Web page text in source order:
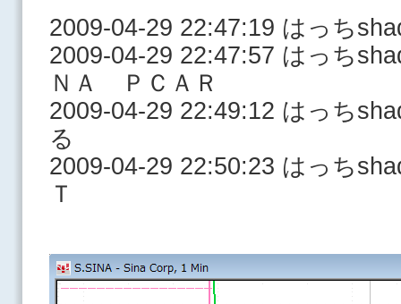
2009-04-29 22:47:19 はっち
2009-04-29 22:47:57 はっち
ＮＡ ＰＣＡＲ
2009-04-29 22:49:12 はっち
る
2009-04-29 22:50:23 はっち
Ｔ